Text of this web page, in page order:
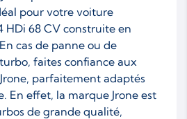
pour votre voiture
HDi 68 CV construite en
cas de panne ou de
faites confiance aux
parfaitement adaptés
En effet, la marque Jrone est
de grande qualité,